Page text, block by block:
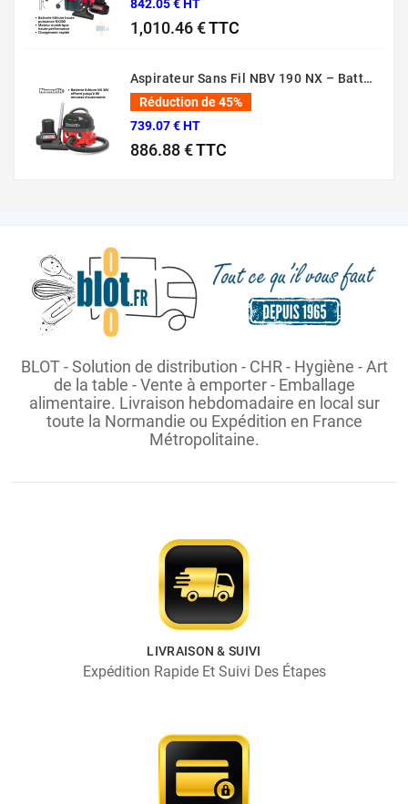
842.05 € HT
1,010.46 €TTC
Aspirateur Sans Fil NBV 190 NX – Batterie 36V Professionnel
Réduction de 45%
739.07 € HT
886.88 €TTC
BLOT - Solution de distribution - CHR - Hygiène - Art
de la table - Vente à emporter - Emballage
alimentaire. Livraison hebdomadaire en local sur
toute la Normandie ou Expédition en France
Métropolitaine.
LIVRAISON & SUIVI
Expédition Rapide Et Suivi Des Étapes